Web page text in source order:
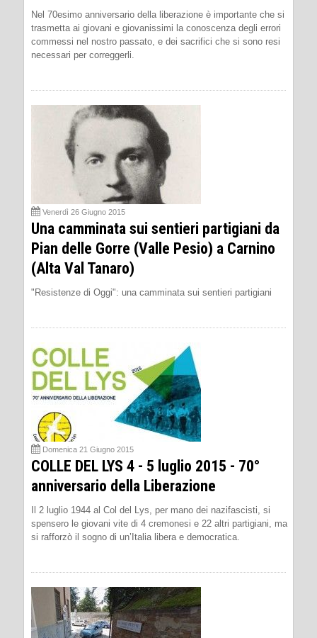
Nel 70esimo anniversario della liberazione è importante che si
trasmetta ai giovani e giovanissimi la conoscenza degli errori
commessi nel nostro passato, e dei sacrifici che si sono resi
necessari per correggerli.
Venerdì 26 Giugno 2015
Una camminata sui sentieri partigiani da
Pian delle Gorre (Valle Pesio) a Carnino
(Alta Val Tanaro)
"Resistenze di Oggi": una camminata sui sentieri partigiani
Domenica 21 Giugno 2015
COLLE DEL LYS 4 - 5 luglio 2015 - 70°
anniversario della Liberazione
Il 2 luglio 1944 al Col del Lys, per mano dei nazifascisti, si
spensero le giovani vite di 4 cremonesi e 22 altri partigiani, ma
si rafforzò il sogno di un’Italia libera e democratica.